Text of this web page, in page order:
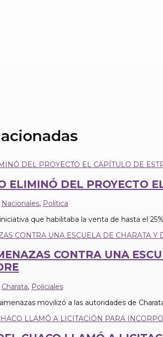
ELIMINÓ DEL PROYECTO
Nacionales, Política
que habilitaba la venta de hasta el
CONTRA UNA
Charata, Policiales
movilizó a las autoridades de